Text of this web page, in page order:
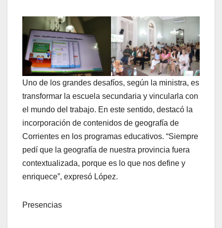
Uno de los grandes desafíos, según la ministra, es
transformar la escuela secundaria y vincularla con
el mundo del trabajo. En este sentido, destacó la
incorporación de contenidos de geografía de
Corrientes en los programas educativos. “Siempre
pedí que la geografía de nuestra provincia fuera
contextualizada, porque es lo que nos define y
enriquece”, expresó López.
Presencias